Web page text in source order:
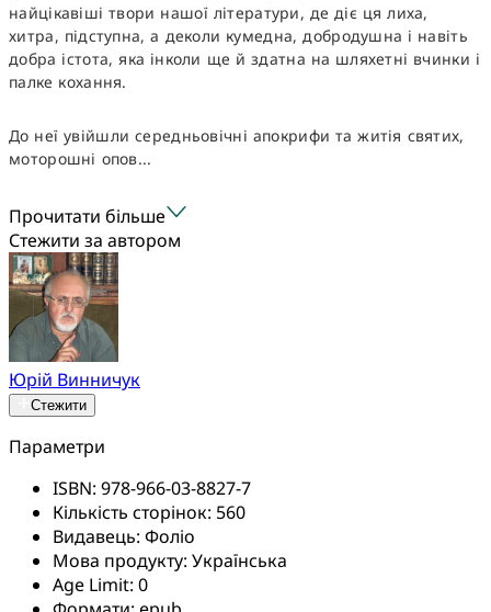
найцікавіші твори нашої літератури, де діє ця лиха,
хитра, підступна, а деколи кумедна, добродушна і навіть
добра істота, яка інколи ще й здатна на шляхетні вчинки і
палке кохання.
До неї увійшли середньовічні апокрифи та житія святих,
моторошні опов...
Прочитати більше
Стежити за автором
Юрій Винничук
Стежити
Параметри
ISBN: 978-966-03-8827-7
Кількість сторінок: 560
Видавець: Фоліо
Мова продукту: Українська
Age Limit: 0